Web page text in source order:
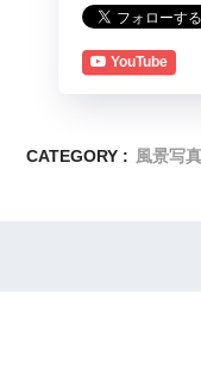
YouTube
CATEGORY : 風景写真